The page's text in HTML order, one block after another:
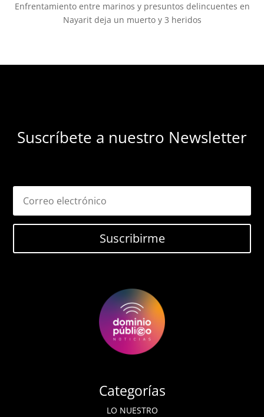
Enfrentamiento entre marinos y presuntos delincuentes en
Nayarit deja un muerto y 3 heridos
Suscríbete a nuestro Newsletter
Suscribirme
Categorías
LO NUESTRO